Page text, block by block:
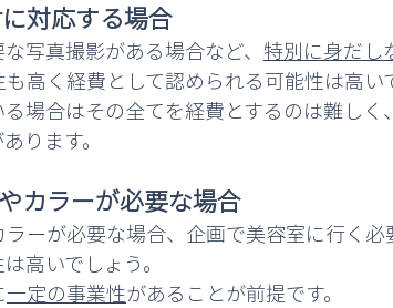
対応する場合
写真撮影がある場合など、 特別に身だし
高く経費として認められる可能性は高い
場合はその全てを経費とするのは難しく、
ります。
カラーが必要な場合
ーが必要な場合、企画で美容室に行く
高いでしょう。
一定の事業性があることが前提です。